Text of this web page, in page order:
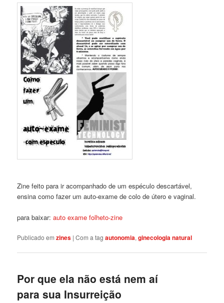
Zine feito para ir acompanhado de um espéculo descartável,
ensina como fazer um auto-exame de colo de útero e vaginal.
para baixar:auto exame folheto-zine
Publicado em zines |Com a tagautonomia,ginecologia natural
Por que ela não está nem aí
para sua Insurreição